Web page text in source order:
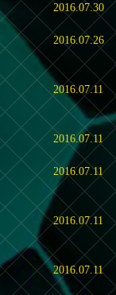
2016.07.30
2016.07.26
2016.07.11
2016.07.11
2016.07.11
2016.07.11
2016.07.11